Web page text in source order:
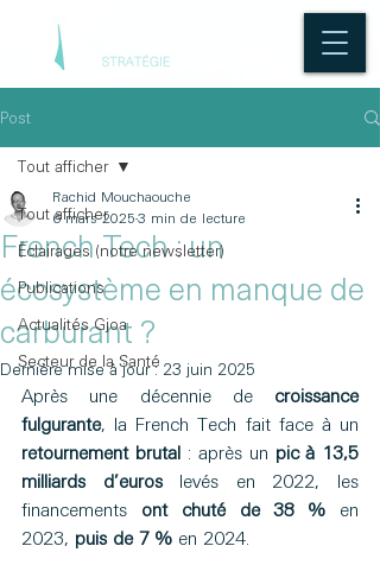
Post
Tout afficher
Éclairages (notre newsletter)
Publications
Actualités Gjoa
Secteur de la Santé
Tout afficher
French Tech : un
écosystème en manque de
carburant ?
Rachid Mouchaouche
6 mars 2025 3 min de lecture
Dernière mise à jour : 23 juin 2025
Après une décennie de croissance
fulgurante
retournement brutal : après un pic à 13,5
milliards d’euros levés en 2022, les
financements ont chuté de 38 % en
2023, puis de 7 % en 2024.